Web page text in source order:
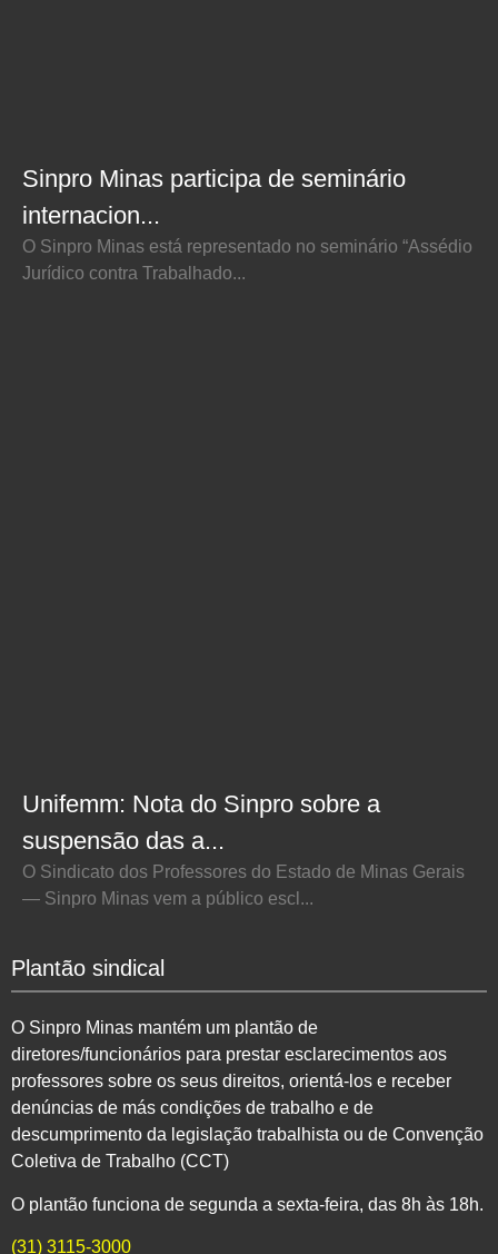
Sinpro Minas participa de seminário
internacion...
O Sinpro Minas está representado no seminário “Assédio
Jurídico contra Trabalhado...
Unifemm: Nota do Sinpro sobre a
suspensão das a...
O Sindicato dos Professores do Estado de Minas Gerais
— Sinpro Minas vem a público escl...
Plantão sindical
O Sinpro Minas mantém um plantão de
diretores/funcionários para prestar esclarecimentos aos
professores sobre os seus direitos, orientá-los e receber
denúncias de más condições de trabalho e de
descumprimento da legislação trabalhista ou de Convenção
Coletiva de Trabalho (CCT)
O plantão funciona de segunda a sexta-feira, das 8h às 18h.
(31) 3115-3000